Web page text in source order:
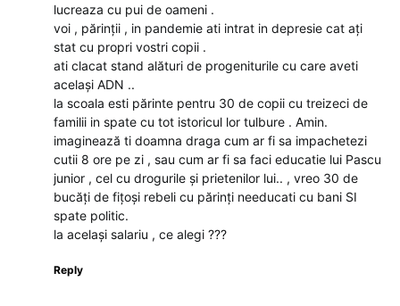
lucreaza cu pui de oameni .
voi , părinții , in pandemie ati intrat in depresie cat ați
stat cu propri vostri copii .
ati clacat stand alături de progeniturile cu care aveti
același ADN ..
la scoala esti părinte pentru 30 de copii cu treizeci de
familii in spate cu tot istoricul lor tulbure . Amin.
imaginează ti doamna draga cum ar fi sa impachetezi
cutii 8 ore pe zi , sau cum ar fi sa faci educatie lui Pascu
junior , cel cu drogurile și prietenilor lui.. , vreo 30 de
bucăți de fițoși rebeli cu părinți needucati cu bani SI
spate politic.
la același salariu , ce alegi ???
Reply